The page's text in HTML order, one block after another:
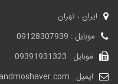
ایران ، تهران
موبایل : 09128307939
موبایل : 09391931323
ایمیل : info@brandmoshaver.com